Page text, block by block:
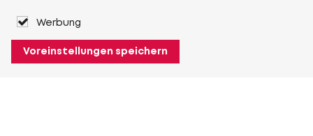
Werbung
Voreinstellungen speichern